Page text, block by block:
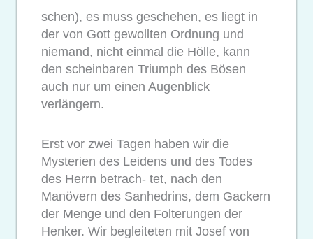
schen), es muss geschehen, es liegt in
der von Gott gewollten Ordnung und
niemand, nicht einmal die Hölle, kann
den scheinbaren Triumph des Bösen
auch nur um einen Augenblick
verlängern.
Erst vor zwei Tagen haben wir die
Mysterien des Leidens und des Todes
des Herrn betrach- tet, nach den
Manövern des Sanhedrins, dem Gackern
der Menge und den Folterungen der
Henker. Wir begleiteten mit Josef von